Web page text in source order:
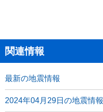
関連情報
最新の地震情報
2024年04月29日の地震情報